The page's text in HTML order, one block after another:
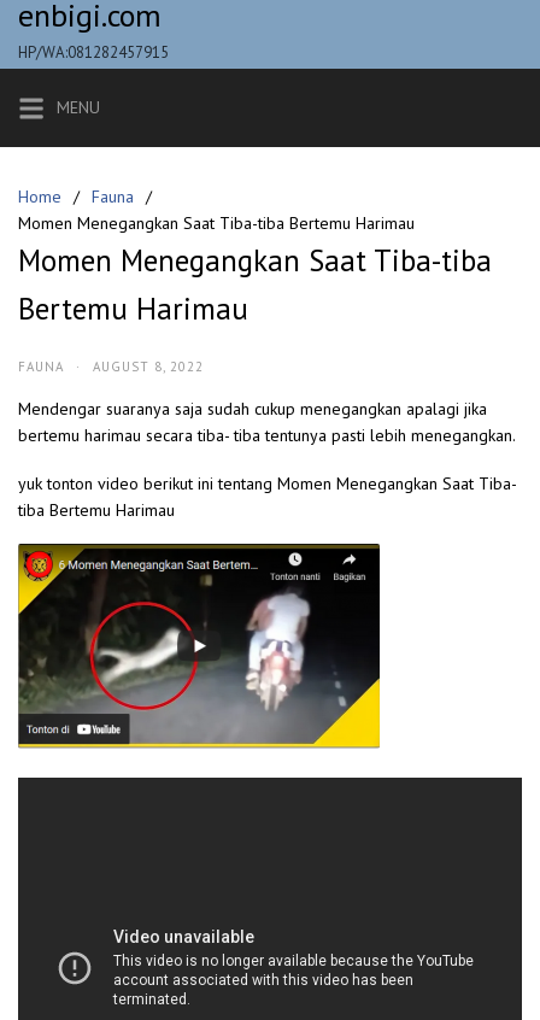
Skip
content
enbigi.com
HP/WA:081282457915
MENU
Home
Fauna
Momen Menegangkan Saat Tiba-tiba Bertemu Harimau
Momen Menegangkan Saat Tiba-tiba
Bertemu Harimau
FAUNA · AUGUST 8, 2022
Mendengar suaranya saja sudah cukup menegangkan apalagi jika
bertemu harimau secara tiba- tiba tentunya pasti lebih menegangkan.
yuk tonton video berikut ini tentang Momen Menegangkan Saat Tiba-
tiba Bertemu Harimau